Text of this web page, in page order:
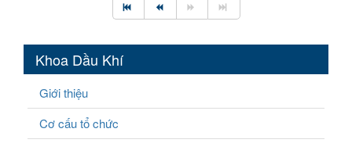
Khoa Dầu Khí
Giới thiệu
Cơ cấu tổ chức